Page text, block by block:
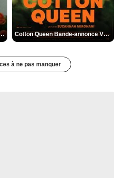
Bande-annonce VO STFR Cotton Queen Bande-annonce VO STFR
à ne pas manquer